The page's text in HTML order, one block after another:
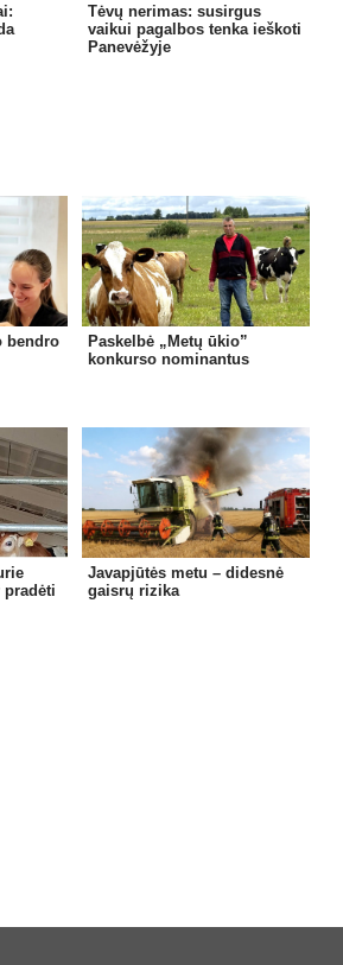
Tėvų nerimas: susirgus
vaikui pagalbos tenka ieškoti
Panevėžyje
bendro
Paskelbė „Metų ūkio”
konkurso nominantus
Javapjūtės metu – didesnė
gaisrų rizika